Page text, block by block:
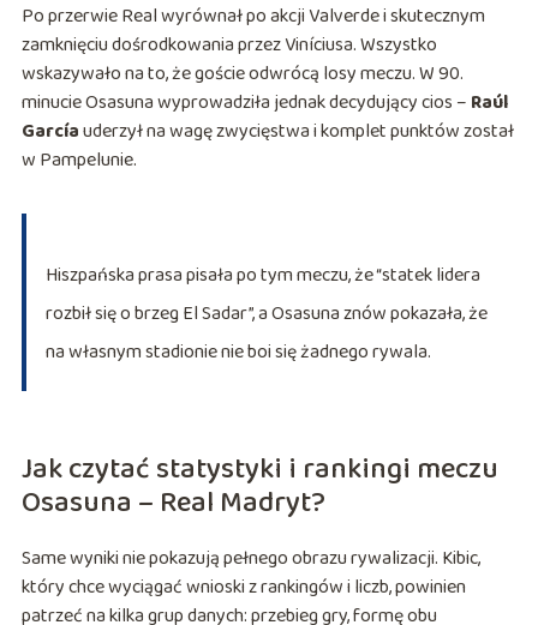
Po przerwie Real wyrównał po akcji Valverde i skutecznym
zamknięciu dośrodkowania przez Viníciusa. Wszystko
wskazywało na to, że goście odwrócą losy meczu. W 90.
minucie Osasuna wyprowadziła jednak decydujący cios – Raúl
Garcíauderzył na wagę zwycięstwa i komplet punktów został
w Pampelunie.
Hiszpańska prasa pisała po tym meczu, że “statek lidera
rozbił się o brzeg El Sadar”, a Osasuna znów pokazała, że
na własnym stadionie nie boi się żadnego rywala.
Jak czytać statystyki i rankingi meczu
Osasuna – Real Madryt?
Same wyniki nie pokazują pełnego obrazu rywalizacji. Kibic,
który chce wyciągać wnioski z rankingów i liczb, powinien
patrzeć na kilka grup danych: przebieg gry, formę obu